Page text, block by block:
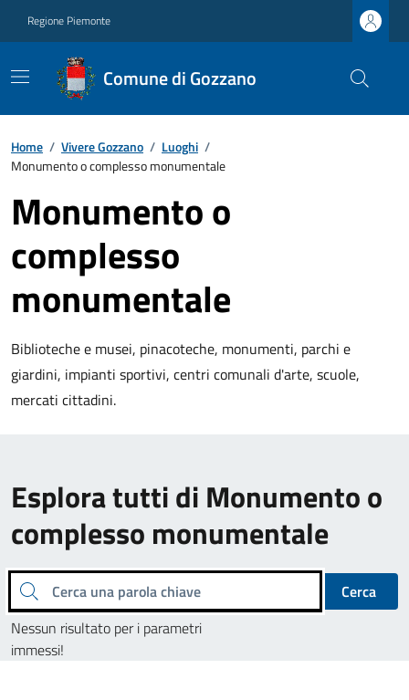
Regione Piemonte
Comune di Gozzano
Home / Vivere Gozzano / Luoghi /
Monumento o complesso monumentale
Monumento o
complesso
monumentale
Biblioteche e musei, pinacoteche, monumenti, parchi e
giardini, impianti sportivi, centri comunali d'arte, scuole,
mercati cittadini.
Esplora tutti di Monumento o
complesso monumentale
Cerca una parola chiave
Cerca
Nessun risultato per i parametri
immessi!